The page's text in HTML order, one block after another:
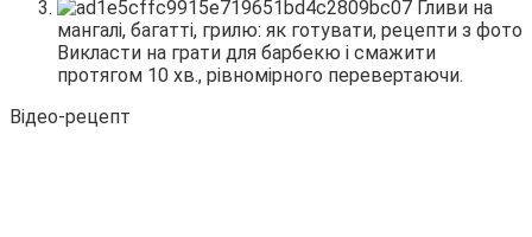
Викласти на грати для барбекю і смажити
протягом 10 хв., рівномірного перевертаючи.
Відео-рецепт